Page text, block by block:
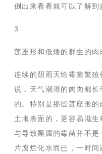
倒出来看看就可以了解到
3
莲座形和低矮的群生的肉
连续的阴雨天给霉菌繁
说，天气潮湿的肉肉都
的。特别是那些莲座形
土壤表面的，更容易滋
与导致黑腐的霉菌并不
片腐烂化水而已，一时